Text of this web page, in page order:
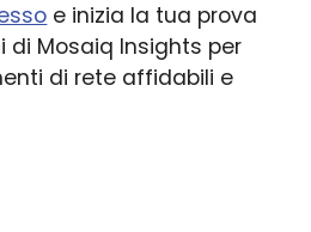
e inizia la tua prova
di Mosaiq Insights per
di rete affidabili e